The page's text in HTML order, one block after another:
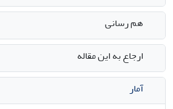
هم رسانی
ارجاع به این مقاله
آمار